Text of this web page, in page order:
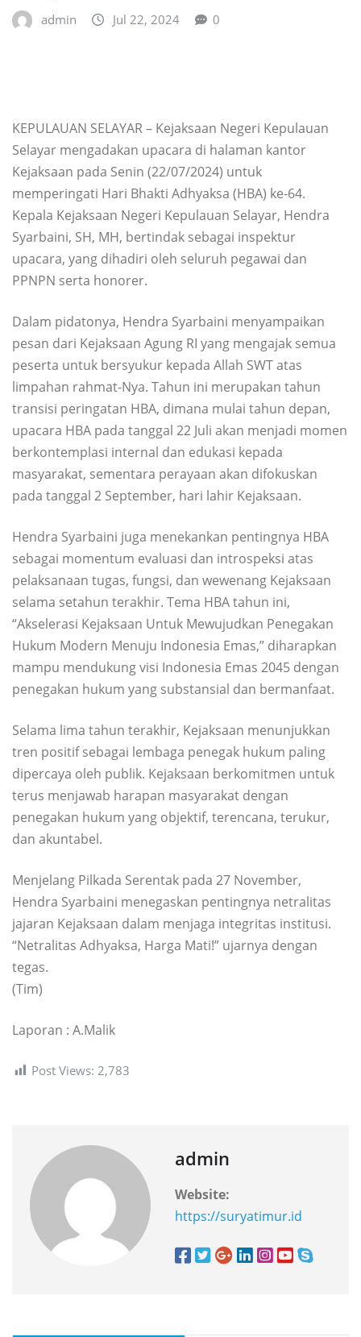
admin Jul 22, 2024 0
KEPULAUAN SELAYAR – Kejaksaan Negeri Kepulauan
Selayar mengadakan upacara di halaman kantor
Kejaksaan pada Senin (22/07/2024) untuk
memperingati Hari Bhakti Adhyaksa (HBA) ke-64.
Kepala Kejaksaan Negeri Kepulauan Selayar, Hendra
Syarbaini, SH, MH, bertindak sebagai inspektur
upacara, yang dihadiri oleh seluruh pegawai dan
PPNPN serta honorer.
Dalam pidatonya, Hendra Syarbaini menyampaikan
pesan dari Kejaksaan Agung RI yang mengajak semua
peserta untuk bersyukur kepada Allah SWT atas
limpahan rahmat-Nya. Tahun ini merupakan tahun
transisi peringatan HBA, dimana mulai tahun depan,
upacara HBA pada tanggal 22 Juli akan menjadi momen
berkontemplasi internal dan edukasi kepada
masyarakat, sementara perayaan akan difokuskan
pada tanggal 2 September, hari lahir Kejaksaan.
Hendra Syarbaini juga menekankan pentingnya HBA
sebagai momentum evaluasi dan introspeksi atas
pelaksanaan tugas, fungsi, dan wewenang Kejaksaan
selama setahun terakhir. Tema HBA tahun ini,
“Akselerasi Kejaksaan Untuk Mewujudkan Penegakan
Hukum Modern Menuju Indonesia Emas,” diharapkan
mampu mendukung visi Indonesia Emas 2045 dengan
penegakan hukum yang substansial dan bermanfaat.
Selama lima tahun terakhir, Kejaksaan menunjukkan
tren positif sebagai lembaga penegak hukum paling
dipercaya oleh publik. Kejaksaan berkomitmen untuk
terus menjawab harapan masyarakat dengan
penegakan hukum yang objektif, terencana, terukur,
dan akuntabel.
Menjelang Pilkada Serentak pada 27 November,
Hendra Syarbaini menegaskan pentingnya netralitas
jajaran Kejaksaan dalam menjaga integritas institusi.
“Netralitas Adhyaksa, Harga Mati!” ujarnya dengan
tegas.
(Tim)
Laporan : A.Malik
Post Views: 2,783
admin
Website:
https://suryatimur.id